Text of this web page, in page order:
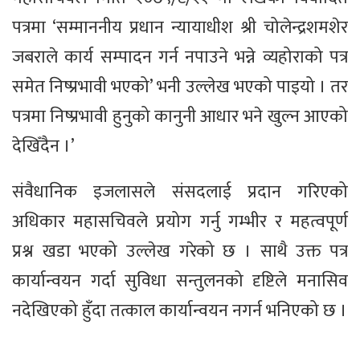
पत्रमा ‘सम्माननीय प्रधान न्यायाधीश श्री चोलेन्द्रशमशेर
जबराले कार्य सम्पादन गर्न नपाउने भन्ने व्यहोराको पत्र
समेत निष्प्रभावी भएको’ भनी उल्लेख भएको पाइयो । तर
पत्रमा निष्प्रभावी हुनुको कानुनी आधार भने खुल्न आएको
देखिँदैन ।’
संवैधानिक इजलासले संसदलाई प्रदान गरिएको
अधिकार महासचिवले प्रयोग गर्नु गम्भीर र महत्वपूर्ण
प्रश्न खडा भएको उल्लेख गरेको छ । साथै उक्त पत्र
कार्यान्वयन गर्दा सुविधा सन्तुलनको दृष्टिले मनासिव
नदेखिएको हुँदा तत्काल कार्यान्वयन नगर्न भनिएको छ ।